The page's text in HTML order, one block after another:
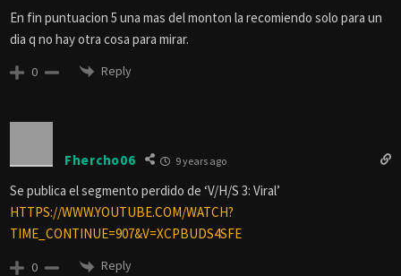
En fin puntuacion 5 una mas del monton la recomiendo solo para un
dia q no hay otra cosa para mirar.
0 Reply
Fhercho06 9 years ago
Se publica el segmento perdido de ‘V/H/S 3: Viral’
HTTPS://WWW.YOUTUBE.COM/WATCH?
TIME_CONTINUE=907&V=XCPBUDS4SFE
0 Reply